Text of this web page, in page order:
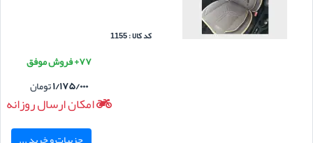
کد کالا : 1155
۷۷+ فروش موفق
۱/۱۷۵/۰۰۰تومان
امکان ارسال روزانه